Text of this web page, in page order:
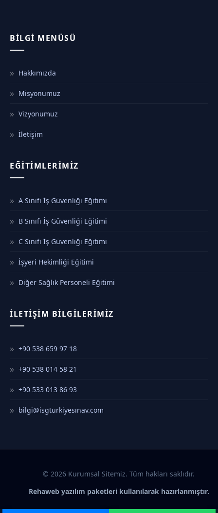
BILGI MENÜSÜ
Hakkımızda
Misyonumuz
Vizyonumuz
İletişim
EĞITIMLERIMIZ
A Sınıfı İş Güvenliği Eğitimi
B Sınıfı İş Güvenliği Eğitimi
C Sınıfı İş Güvenliği Eğitimi
İşyeri Hekimliği Eğitimi
Diğer Sağlık Personeli Eğitimi
İLETIŞIM BILGILERIMIZ
+90 538 659 97 18
+90 538 014 58 21
+90 533 013 86 93
bilgi@isgturkiyesınav.com
© 2026 Kurumsal Sitemiz. Tüm hakları saklıdır.
Rehaweb yazılım paketleri kullanılarak hazırlanmıştır.